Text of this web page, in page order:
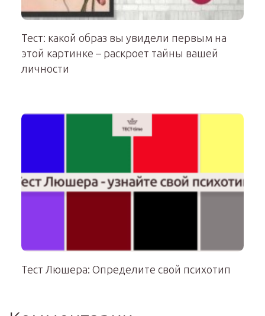
Тест: какой образ вы увидели первым на
этой картинке – раскроет тайны вашей
личности
Тест Люшера: Определите свой психотип